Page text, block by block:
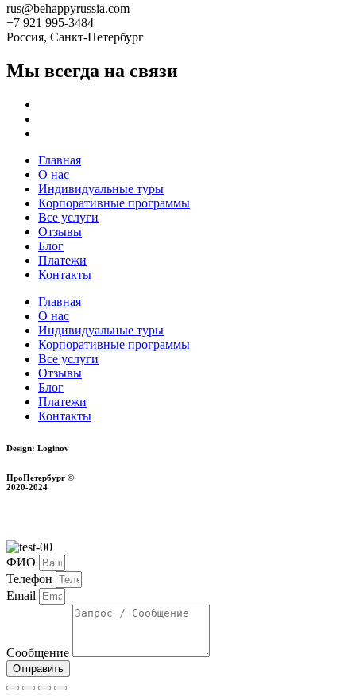
rus@behappyrussia.com
+7 921 995-3484
Россия, Санкт-Петербург
Мы всегда на связи
Главная
О нас
Индивидуальные туры
Корпоративные программы
Все услуги
Отзывы
Блог
Платежи
Контакты
Главная
О нас
Индивидуальные туры
Корпоративные программы
Все услуги
Отзывы
Блог
Платежи
Контакты
Design: Loginov
ПроПетербург ©
2020-2024
ФИО
Телефон
Email
Сообщение
Отправить